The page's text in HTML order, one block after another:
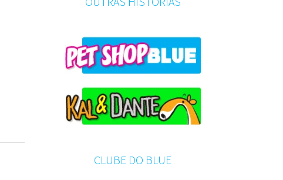
CLUBE DO BLUE